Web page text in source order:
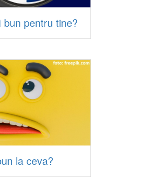
bun pentru tine?
la ceva?